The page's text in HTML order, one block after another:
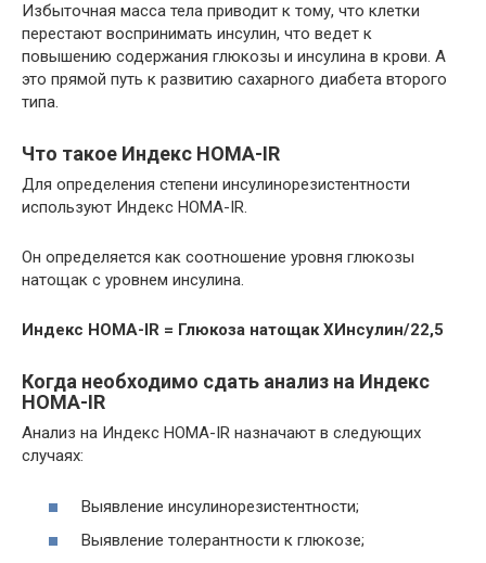
Избыточная масса тела приводит к тому, что клетки
перестают воспринимать инсулин, что ведет к
повышению содержания глюкозы и инсулина в крови. А
это прямой путь к развитию сахарного диабета второго
типа.
Что такое Индекс HOMA-IR
Для определения степени инсулинорезистентности
используют Индекс HOMA-IR.
Он определяется как соотношение уровня глюкозы
натощак с уровнем инсулина.
Индекс HOMA-IR = Глюкоза натощак ХИнсулин/22,5
Когда необходимо сдать анализ на Индекс
HOMA-IR
Анализ на Индекс HOMA-IR назначают в следующих
случаях:
Выявление инсулинорезистентности;
Выявление толерантности к глюкозе;